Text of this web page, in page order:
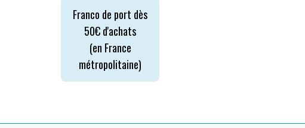
Franco de port dès
50€ d'achats
(en France
métropolitaine)